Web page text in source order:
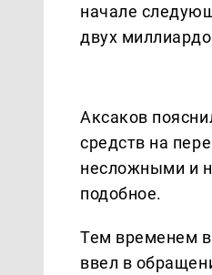
начале
двух
Аксаков
средств на
несложными и
подобное.
Тем временем
ввел в